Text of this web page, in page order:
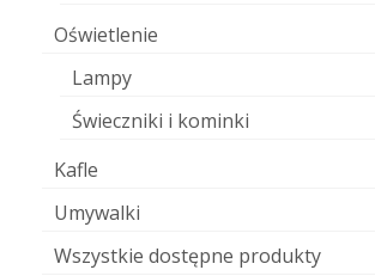
Oświetlenie
Lampy
Świeczniki i kominki
Kafle
Umywalki
Wszystkie dostępne produkty